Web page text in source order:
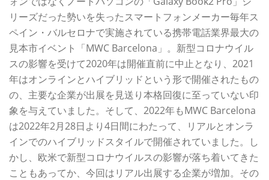
リーズだった勢いを失ったスマートフォンメーカー毎年ス
ペイン・バルセロナで実施されている携帯電話業界最大の
見本市イベント「MWC Barcelona」。新型コロナウイル
スの影響を受けて2020年は開催直前に中止となり、2021
年はオンラインとハイブリッドという形で開催されたもの
の、主要な企業が出展を見送り本格回復に至っていない印
象を与えていました。そして、2022年もMWC Barcelona
は2022年2月28日より4日間にわたって、リアルとオンラ
インでのハイブリッドスタイルで開催されていました。し
かし、欧米で新型コロナウイルスの影響が落ち着いてきた
こともあってか、今回はリアル出展する企業が増加。その